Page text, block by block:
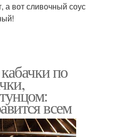
а вот сливочный соус
по
всем